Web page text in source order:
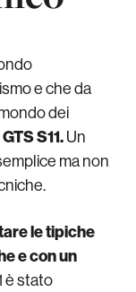
e che da
dei
S11.Un
ma non
le tipiche
e con un
è stato